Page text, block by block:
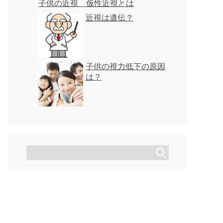
子供の近視 仮性近視とは
近視は遺伝？
子供の視力低下の原因
は？